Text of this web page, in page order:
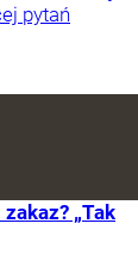
pytań
„Tak